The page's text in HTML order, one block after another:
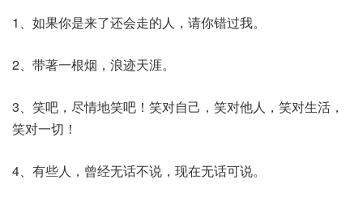
1、如果你是来了还会走的人，请你错过我。
2、带著一根烟，浪迹天涯。
3、笑吧，尽情地笑吧！笑对自己，笑对他人，笑对生活，
笑对一切！
4、有些人，曾经无话不说，现在无话可说。